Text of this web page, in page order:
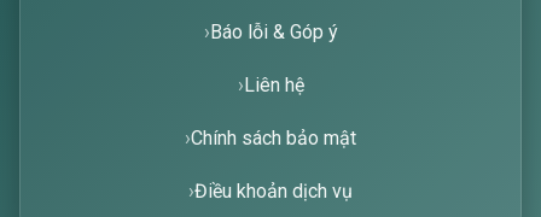
Báo lỗi & Góp ý
Liên hệ
Chính sách bảo mật
Điều khoản dịch vụ